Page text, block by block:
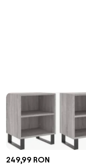
249,99 RON